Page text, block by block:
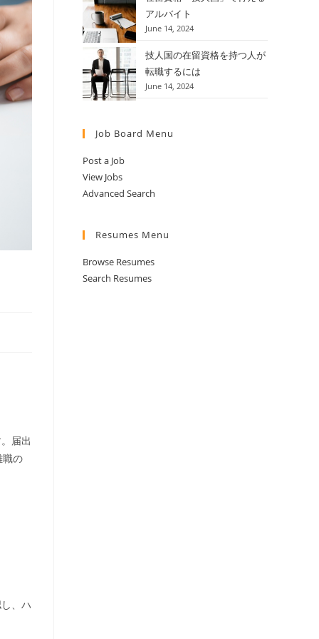
届出
職の
、ハ
アルバイト
June 14, 2024
技人国の在留資格を持つ人が
転職するには
June 14, 2024
Job Board Menu
Post a Job
View Jobs
Advanced Search
Resumes Menu
Browse Resumes
Search Resumes